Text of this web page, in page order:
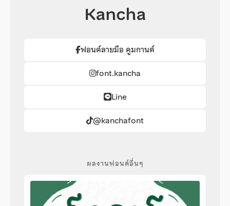
Kancha
ฟอนต์ลายมือ คูมกานต์
font.kancha
Line
@kanchafont
ผลงานฟอนต์อื่นๆ